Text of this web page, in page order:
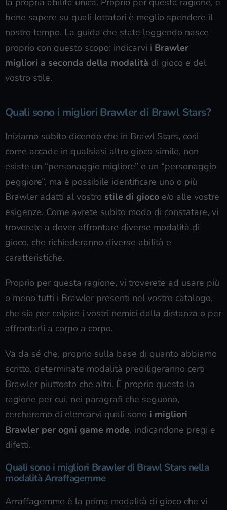
bene sapere su quali lottatori è meglio spendere il
nostro tempo. La guida che state leggendo nasce
proprio con questo scopo: indicarvi i Brawler
migliori a seconda della modalità di gioco e del
vostro stile.
Quali sono i migliori Brawler di Brawl Stars?
Iniziamo subito dicendo che in Brawl Stars, così
come accade in qualsiasi altro gioco simile, non
esiste un “personaggio migliore” o un “personaggio
peggiore”, ma è possibile identificare uno o più
Brawler adatti al vostro stile di gioco e/o alle vostre
esigenze. Come avrete subito modo di constatare, vi
troverete a dover affrontare diverse modalità di
gioco, che richiederanno diverse abilità e
caratteristiche.
Proprio per questa ragione, vi troverete ad usare più
o meno tutti i Brawler presenti nel vostro catalogo,
che sia per colpire i vostri nemici dalla distanza o per
affrontarli a corpo a corpo.
Va da sé che, proprio sulla base di quanto abbiamo
scritto, determinate modalità prediligeranno certi
Brawler piuttosto che altri. È proprio questa la
ragione per cui, nei paragrafi che seguono,
cercheremo di elencarvi quali sono i migliori
Brawler per ogni game mode, indicandone pregi e
difetti.
Quali sono i migliori Brawler di Brawl Stars nella
modalità Arraffagemme
Arraffagemme è la prima modalità di gioco che vi